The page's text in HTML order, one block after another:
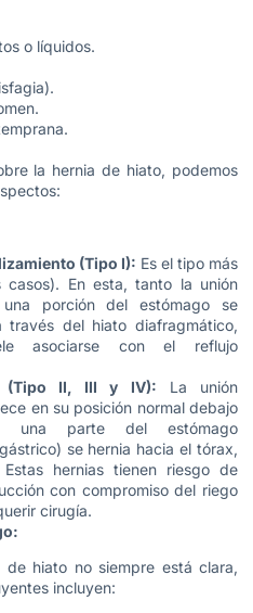
o líquidos.
la hernia de hiato, podemos
(Tipo I): Es el tipo más
En esta, tanto la unión
una porción del estómago se
través del hiato diafragmático,
asociarse con el reflujo
(Tipo II, III y IV): La unión
en su posición normal debajo
una parte del estómago
se hernia hacia el tórax,
hernias tienen riesgo de
con compromiso del riego
cirugía.
hiato no siempre está clara,
incluyen: